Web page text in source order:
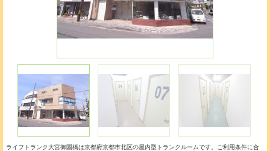
ライフトランク大宮御園橋は京都府京都市北区の屋内型トランクルームです。ご利用条件に合